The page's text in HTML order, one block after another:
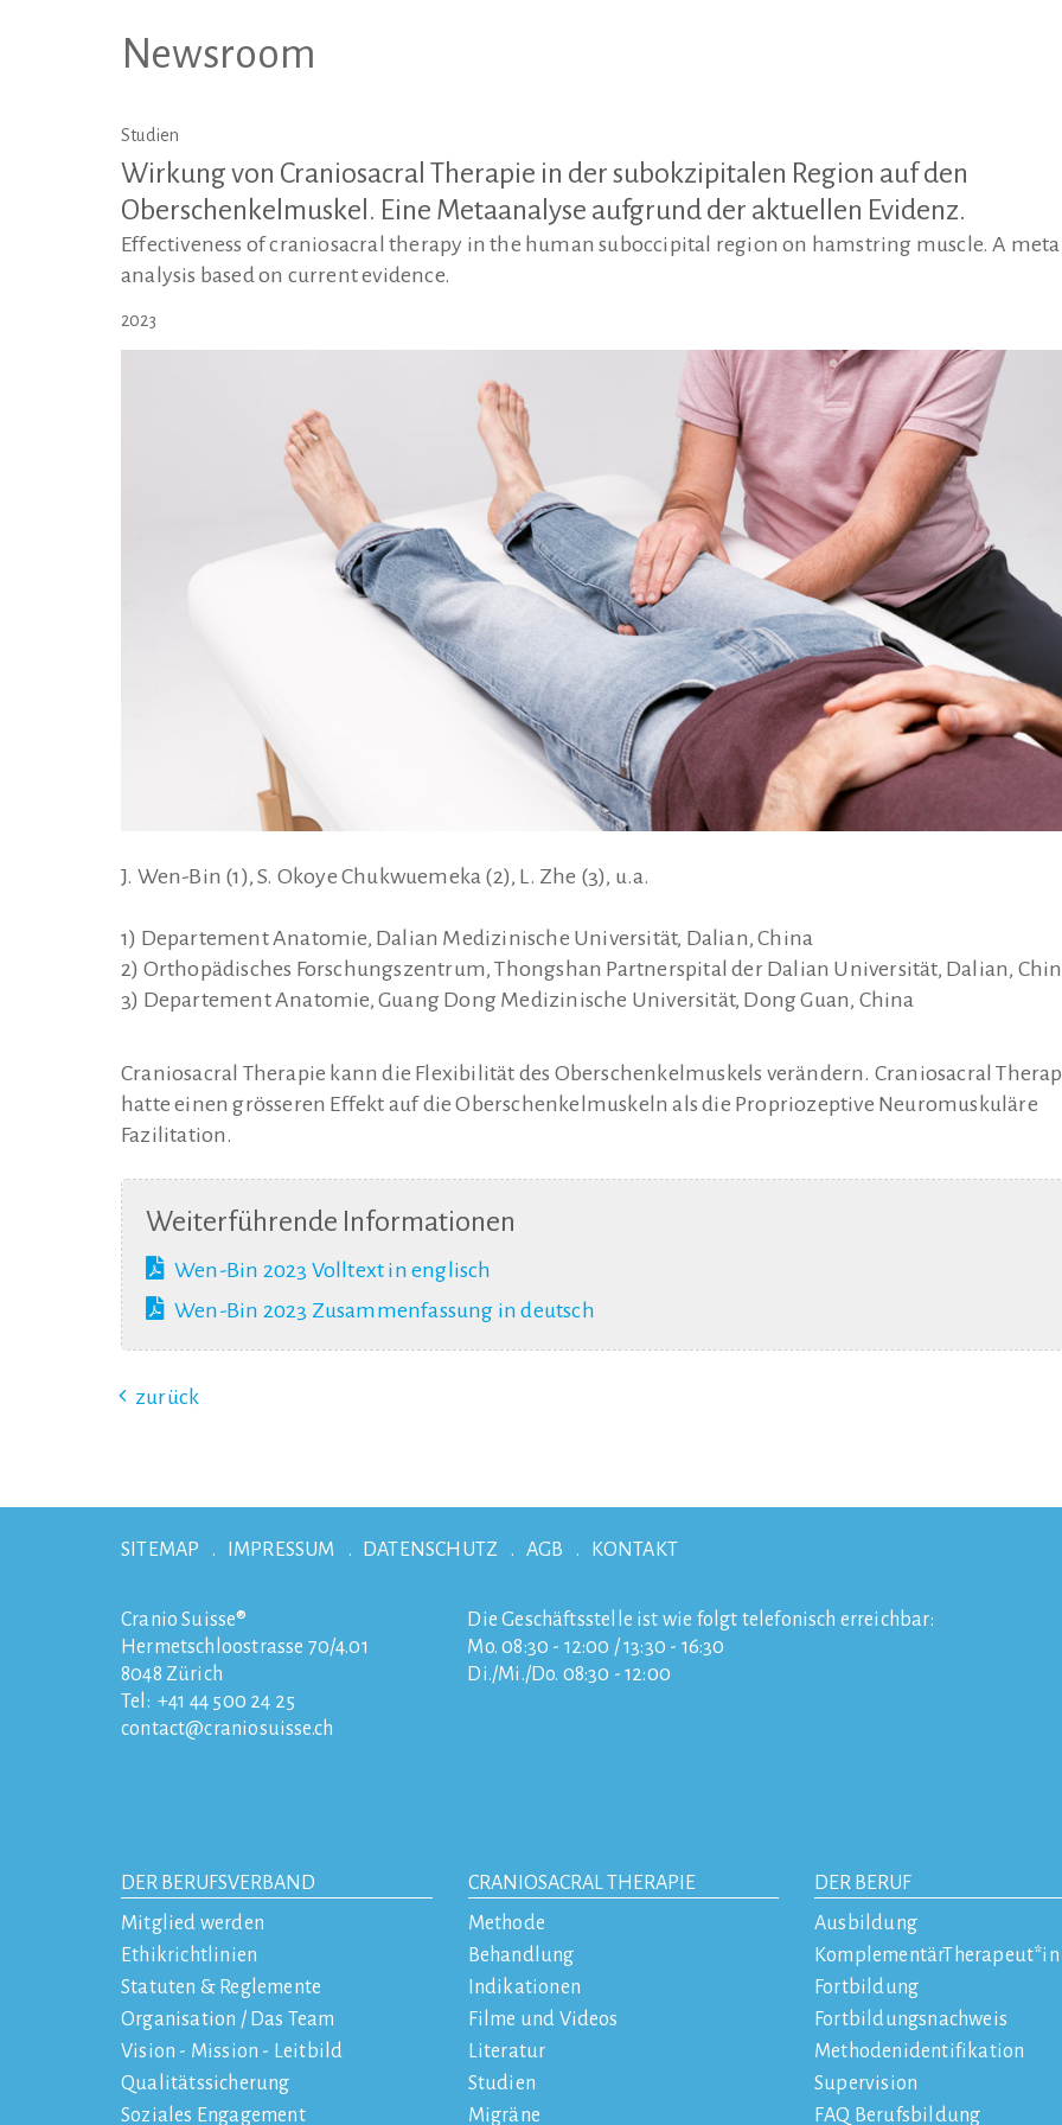
Newsroom
Studien
Wirkung von Craniosacral Therapie in der subokzipitalen Region auf den
Oberschenkelmuskel. Eine Metaanalyse aufgrund der aktuellen Evidenz.
Effectiveness of craniosacral therapy in the human suboccipital region on hamstring muscle. A
analysis based on current evidence.
2023
J. Wen-Bin (1), S. Okoye Chukwuemeka (2), L. Zhe (3), u.a.
1) Departement Anatomie, Dalian Medizinische Universität, Dalian, China
2) Orthopädisches Forschungszentrum, Thongshan Partnerspital der Dalian Universität, Dalian,
3) Departement Anatomie, Guang Dong Medizinische Universität, Dong Guan, China
Craniosacral Therapie kann die Flexibilität des Oberschenkelmuskels verändern. Craniosacral
hatte einen grösseren Effekt auf die Oberschenkelmuskeln als die Propriozeptive Neuromuskuläre
Fazilitation.
Weiterführende Informationen
Wen-Bin 2023 Volltext in englisch
Wen-Bin 2023 Zusammenfassung in deutsch
zurück
SITEMAP IMPRESSUM DATENSCHUTZ AGB KONTAKT
Cranio Suisse®
Hermetschloostrasse 70/4.01
8048 Zürich
Tel: +41 44 500 24 25
contact
craniosuisse.ch
Die Geschäftsstelle ist wie folgt telefonisch erreichbar:
Mo. 08:30 - 12:00 / 13:30 - 16:30
Di./Mi./Do. 08:30 - 12:00
DER BERUFSVERBAND
Mitglied werden
Ethikrichtlinien
Statuten & Reglemente
Organisation / Das Team
Vision - Mission - Leitbild
Qualitätssicherung
Soziales Engagement
CRANIOSACRAL THERAPIE
Methode
Behandlung
Indikationen
Filme und Videos
Literatur
Studien
Migräne
DER BERUF
Ausbildung
KomplementärTherapeut*in
Fortbildung
Fortbildungsnachweis
Methodenidentifikation
Supervision
FAQ Berufsbildung